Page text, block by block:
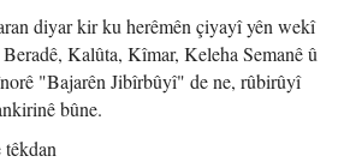
diyar kir ku herêmên çiyayî yên wekî
Kalûta, Kîmar, Keleha Semanê û
"Bajarên Jibîrbûyî" de ne, rûbirûyî
bûne.